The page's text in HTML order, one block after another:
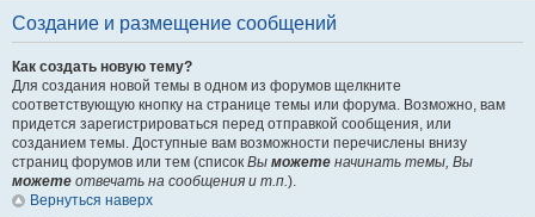
Создание и размещение сообщений
Как создать новую тему?
Для создания новой темы в одном из форумов щелкните
соответствующую кнопку на странице темы или форума. Возможно, вам
придется зарегистрироваться перед отправкой сообщения, или
созданием темы. Доступные вам возможности перечислены внизу
страниц форумов или тем (список Вы можете начинать темы, Вы
можете отвечать на сообщения и т.п.).
Вернуться наверх